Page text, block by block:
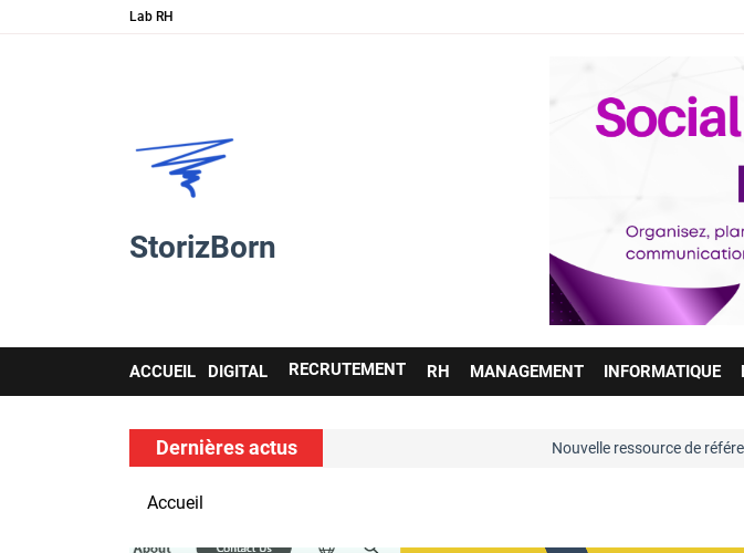
Lab RH
StorizBorn
Main
navigation
ACCUEIL DIGITAL RECRUTEMENT RH MANAGEMENT INFORMATIQUE
Dernières actus
l’IA et les soft skills…voir Nouvelle ressource de référence pour les
Accueil